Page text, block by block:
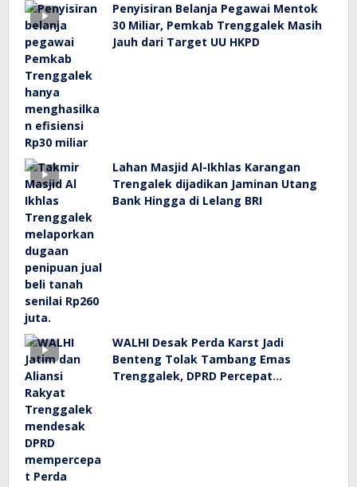
Penyisiran Belanja Pegawai Mentok
30 Miliar, Pemkab Trenggalek Masih
Jauh dari Target UU HKPD
Lahan Masjid Al-Ikhlas Karangan
Trengalek dijadikan Jaminan Utang
Bank Hingga di Lelang BRI
WALHI Desak Perda Karst Jadi
Benteng Tolak Tambang Emas
Trenggalek, DPRD Percepat